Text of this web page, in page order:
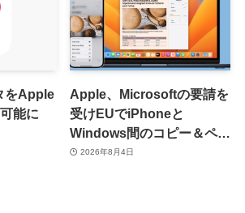
をApple
能に
Apple、Microsoftの要請を
受けEUでiPhoneと
Windows間のコピー＆ペー
スト機能を提供へ
2026年8月4日